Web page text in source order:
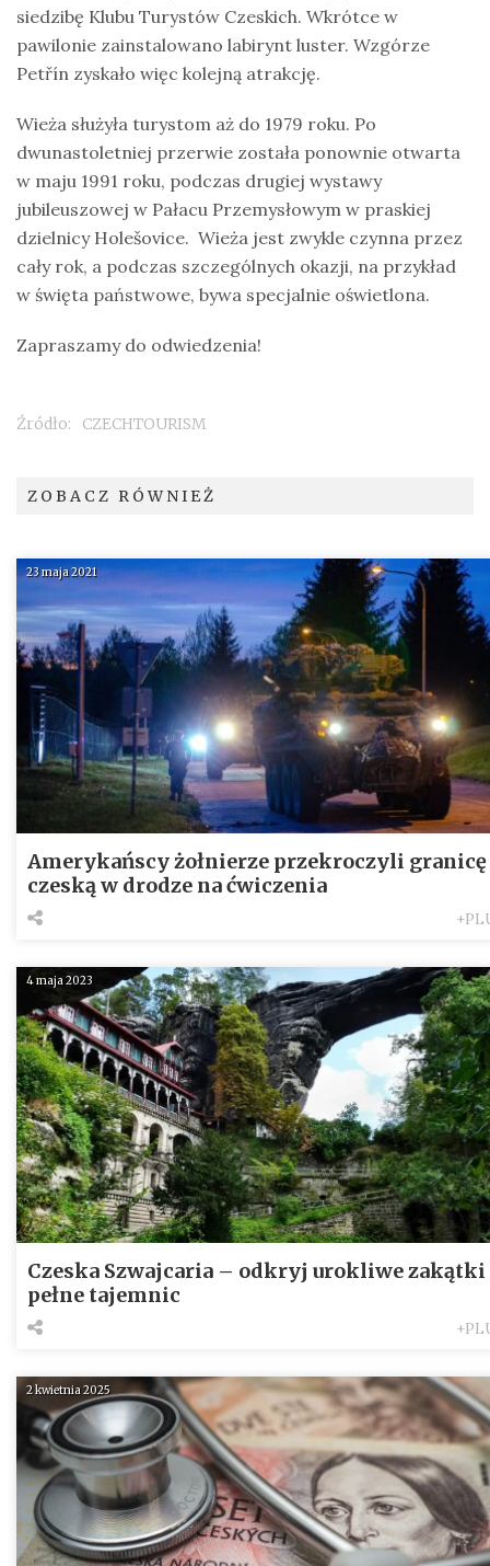
siedzibę Klubu Turystów Czeskich. Wkrótce w
pawilonie zainstalowano labirynt luster. Wzgórze
Petřín zyskało więc kolejną atrakcję.
Wieża służyła turystom aż do 1979 roku. Po
dwunastoletniej przerwie została ponownie otwarta
w maju 1991 roku, podczas drugiej wystawy
jubileuszowej w Pałacu Przemysłowym w praskiej
dzielnicy Holešovice. Wieża jest zwykle czynna przez
cały rok, a podczas szczególnych okazji, na przykład
w święta państwowe, bywa specjalnie oświetlona.
Zapraszamy do odwiedzenia!
Źródło: CZECHTOURISM
ZOBACZ RÓWNIEŻ
23 maja 2021
Amerykańscy żołnierze przekroczyli granicę
czeską w drodze na ćwiczenia
4 maja 2023
Czeska Szwajcaria – odkryj urokliwe zakątki
pełne tajemnic
2 kwietnia 2025